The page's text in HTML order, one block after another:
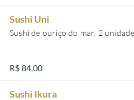
Sushi Uni
Sushi de ouriço do mar. 2
R$ 84,00
Sushi Ikura